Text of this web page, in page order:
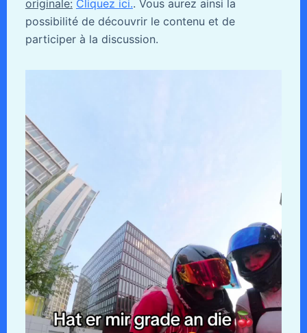
originale: Cliquez ici.. Vous aurez ainsi la
possibilité de découvrir le contenu et de
participer à la discussion.